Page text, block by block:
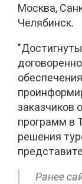
Москва,
Челябинск.
заказчиков
программ в
решения
Ранее